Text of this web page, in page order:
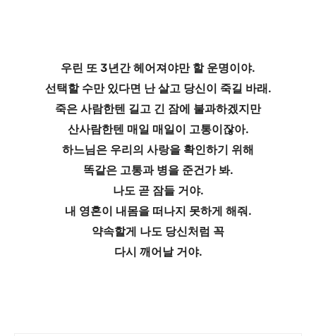
우린 또 3년간 헤어져야만 할 운명이야.
선택할 수만 있다면 난 살고 당신이 죽길 바래.
죽은 사람한텐 길고 긴 잠에 불과하겠지만
산사람한텐 매일 매일이 고통이잖아.
하느님은 우리의 사랑을 확인하기 위해
똑같은 고통과 병을 준건가 봐.
나도 곧 잠들 거야.
내 영혼이 내몸을 떠나지 못하게 해줘.
약속할게 나도 당신처럼 꼭
다시 깨어날 거야.